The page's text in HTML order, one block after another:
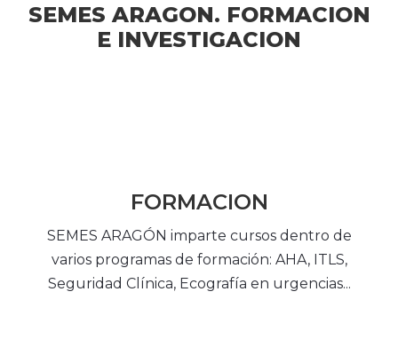
SEMES ARAGON. FORMACION
E INVESTIGACION
FORMACION
SEMES ARAGÓN imparte cursos dentro de
varios programas de formación: AHA, ITLS,
Seguridad Clínica, Ecografía en urgencias...